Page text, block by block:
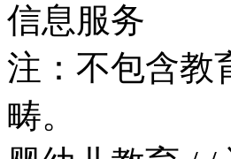
信息服务
注：不包含教
畴。